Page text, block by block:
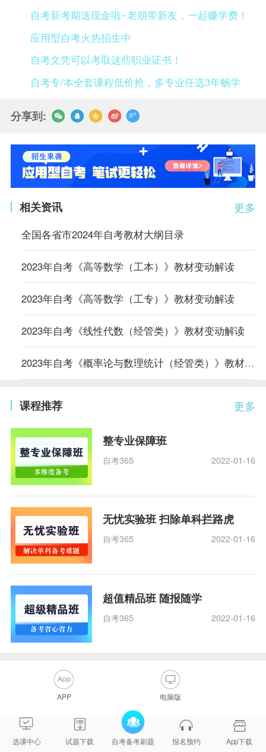
自考新考期送现金啦~老朋带新友，一起赚学费！
应用型自考火热招生中
自考文凭可以考取这些职业证书！
自考专/本全套课程低价抢，多专业任选3年畅学
分享到:
更多
相关资讯
全国各省市2024年自考教材大纲目录
2023年自考《高等数学（工本）》教材变动解读
2023年自考《高等数学（工专）》教材变动解读
2023年自考《线性代数（经管类）》教材变动解读
2023年自考《概率论与数理统计（经管类）》教材变动解读
更多
课程推荐
整专业保障班
自考365 2022-01-16
无忧实验班 扫除单科拦路虎
自考365 2022-01-16
超值精品班 随报随学
自考365 2022-01-16
APP 电脑版
选课中心 试题下载 自考备考刷题 报名预约 App下载